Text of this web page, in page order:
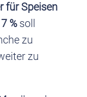
für Speisen
%soll
zu
zu